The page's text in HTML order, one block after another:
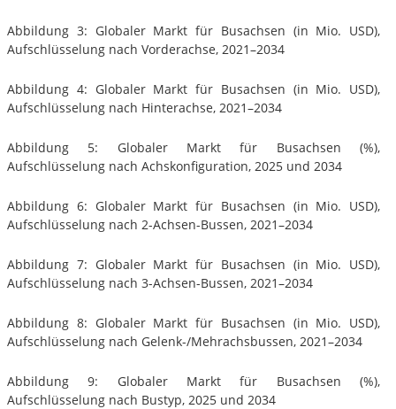
Abbildung 3: Globaler Markt für Busachsen (in Mio. USD),
Aufschlüsselung nach Vorderachse, 2021–2034
Abbildung 4: Globaler Markt für Busachsen (in Mio. USD),
Aufschlüsselung nach Hinterachse, 2021–2034
Abbildung 5: Globaler Markt für Busachsen (%),
Aufschlüsselung nach Achskonfiguration, 2025 und 2034
Abbildung 6: Globaler Markt für Busachsen (in Mio. USD),
Aufschlüsselung nach 2-Achsen-Bussen, 2021–2034
Abbildung 7: Globaler Markt für Busachsen (in Mio. USD),
Aufschlüsselung nach 3-Achsen-Bussen, 2021–2034
Abbildung 8: Globaler Markt für Busachsen (in Mio. USD),
Aufschlüsselung nach Gelenk-/Mehrachsbussen, 2021–2034
Abbildung 9: Globaler Markt für Busachsen (%),
Aufschlüsselung nach Bustyp, 2025 und 2034